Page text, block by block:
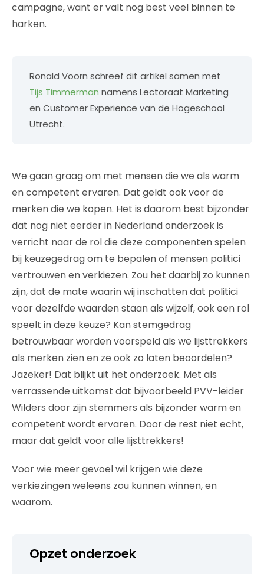
campagne, want er valt nog best veel binnen te
harken.
Ronald Voorn schreef dit artikel samen met
Tijs Timmerman namens Lectoraat Marketing
en Customer Experience van de Hogeschool
Utrecht.
We gaan graag om met mensen die we als warm
en competent ervaren. Dat geldt ook voor de
merken die we kopen. Het is daarom best bijzonder
dat nog niet eerder in Nederland onderzoek is
verricht naar de rol die deze componenten spelen
bij keuzegedrag om te bepalen of mensen politici
vertrouwen en verkiezen. Zou het daarbij zo kunnen
zijn, dat de mate waarin wij inschatten dat politici
voor dezelfde waarden staan als wijzelf, ook een rol
speelt in deze keuze? Kan stemgedrag
betrouwbaar worden voorspeld als we lijsttrekkers
als merken zien en ze ook zo laten beoordelen?
Jazeker! Dat blijkt uit het onderzoek. Met als
verrassende uitkomst dat bijvoorbeeld PVV-leider
Wilders door zijn stemmers als bijzonder warm en
competent wordt ervaren. Door de rest niet echt,
maar dat geldt voor alle lijsttrekkers!
Voor wie meer gevoel wil krijgen wie deze
verkiezingen weleens zou kunnen winnen, en
waarom.
Opzet onderzoek